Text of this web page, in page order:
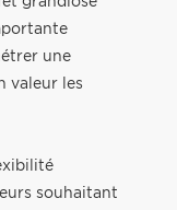
une
valeur les
souhaitant